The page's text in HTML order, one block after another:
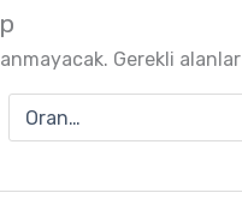
Gerekli alanlar